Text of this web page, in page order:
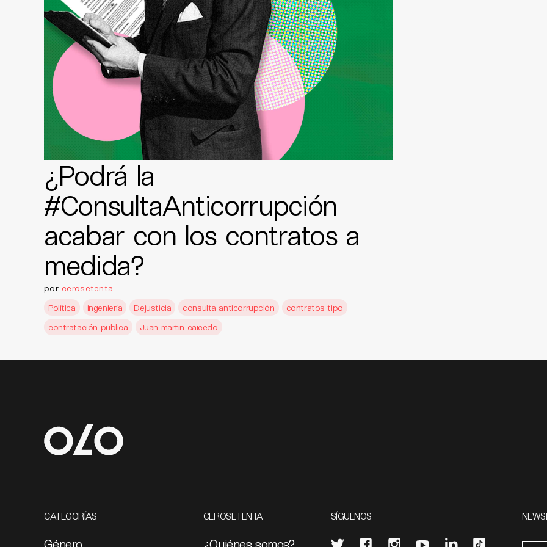
¿Podrá la
#ConsultaAnticorrupción
acabar con los contratos a
medida?
por cerosetenta
Política
ingeniería Dejusticia consulta anticorrupción
contratos tipo
contratación publica
Juan martin caicedo
CATEGORÍAS
Género
CEROSETENTA
¿Quiénes somos?
SÍGUENOS